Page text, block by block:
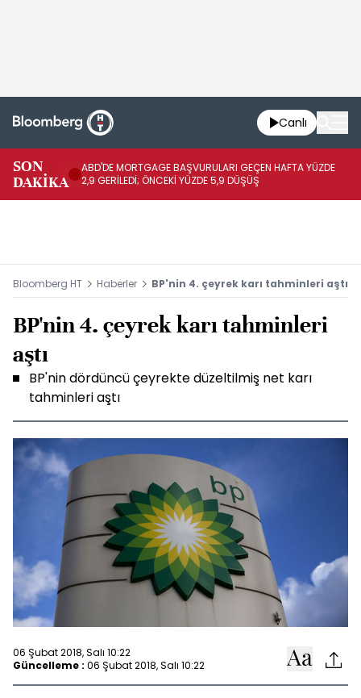
Canlı
SON
DAKİKA
ABD'DE MORTGAGE BAŞVURULARI GEÇEN HAFTA YÜZDE
2,9 GERİLEDİ; ÖNCEKİ YÜZDE 5,9 DÜŞÜŞ
Bloomberg HT Haberler BP'nin 4. çeyrek karı tahminleri aştı
BP'nin 4. çeyrek karı tahminleri
aştı
BP'nin dördüncü çeyrekte düzeltilmiş net karı
tahminleri aştı
06 Şubat 2018, Salı 10:22
Güncelleme : 06 Şubat 2018, Salı 10:22